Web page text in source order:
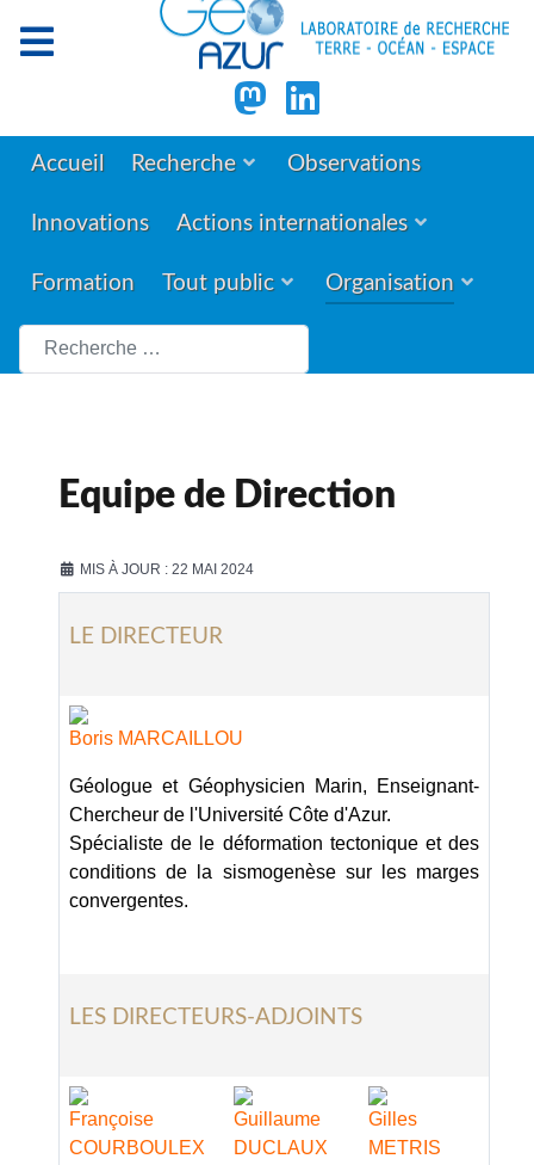
Accueil Recherche Observations
Innovations Actions internationales
Formation Tout public Organisation
Rechercher
Equipe de Direction
MIS À JOUR : 22 MAI 2024
LE DIRECTEUR
Boris MARCAILLOU
Géologue et Géophysicien Marin,
Enseignant-
Chercheur de l'Université Côte d'Azur.
Spécialiste de le déformation tectonique et des
conditions de la sismogenèse sur les marges
convergentes.
LES DIRECTEURS-ADJOINTS
Françoise
COURBOULEX
Guillaume
DUCLAUX
Gilles
METRIS